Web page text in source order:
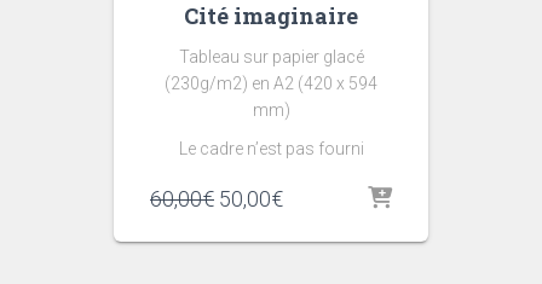
Cité imaginaire
Tableau sur papier glacé
(230g/m2) en A2 (420 x 594
mm)
Le cadre n’est pas fourni
60,00€ 50,00€